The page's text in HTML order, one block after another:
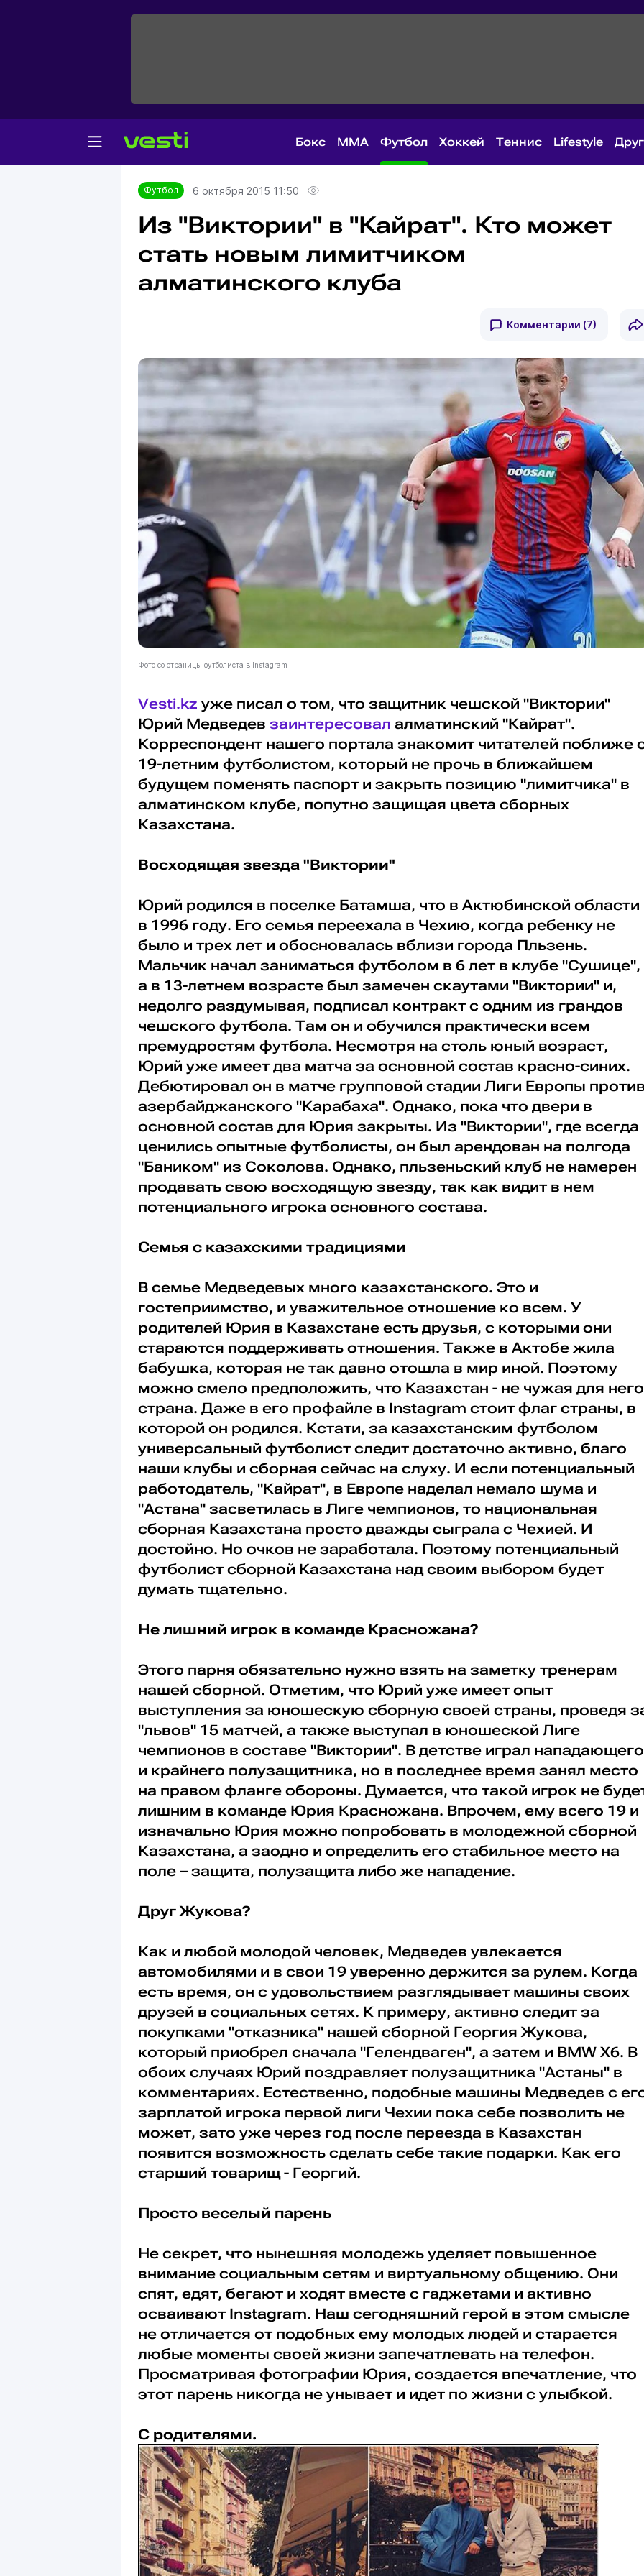
Бокс MMA Футбол Хоккей Теннис Lifestyle
Главная
Футбол
Футбол 6 октября 2015 11:50
Из "Виктории" в "Кайрат". Кто может
стать новым лимитчиком
алматинского клуба
Комментарии (7)
Фото со страницы футболиста в Instagram
Vesti.kz уже писал о том, что защитник чешской "Виктории"
Юрий Медведев заинтересовал алматинский "Кайрат".
Корреспондент нашего портала знакомит читателей поближе
19-летним футболистом, который не прочь в ближайшем
будущем поменять паспорт и закрыть позицию "лимитчика" в
алматинском клубе, попутно защищая цвета сборных
Казахстана.
Восходящая звезда "Виктории"
Юрий родился в поселке Батамша, что в Актюбинской области
в 1996 году. Его семья переехала в Чехию, когда ребенку не
было и трех лет и обосновалась вблизи города Пльзень.
Мальчик начал заниматься футболом в 6 лет в клубе "Сушице",
а в 13-летнем возрасте был замечен скаутами "Виктории" и,
недолго раздумывая, подписал контракт с одним из грандов
чешского футбола. Там он и обучился практически всем
премудростям футбола. Несмотря на столь юный возраст,
Юрий уже имеет два матча за основной состав красно-синих.
Дебютировал он в матче групповой стадии Лиги Европы
азербайджанского "Карабаха". Однако, пока что двери в
основной состав для Юрия закрыты. Из "Виктории", где всегда
ценились опытные футболисты, он был арендован на полгода
"Баником" из Соколова. Однако, пльзеньский клуб не намерен
продавать свою восходящую звезду, так как видит в нем
потенциального игрока основного состава.
Семья с казахскими традициями
В семье Медведевых много казахстанского. Это и
гостеприимство, и уважительное отношение ко всем. У
родителей Юрия в Казахстане есть друзья, с которыми они
стараются поддерживать отношения. Также в Актобе жила
бабушка, которая не так давно отошла в мир иной. Поэтому
можно смело предположить, что Казахстан - не чужая для него
страна. Даже в его профайле в Instagram стоит флаг страны, в
которой он родился. Кстати, за казахстанским футболом
универсальный футболист следит достаточно активно, благо
наши клубы и сборная сейчас на слуху. И если потенциальный
работодатель, "Кайрат", в Европе наделал немало шума и
"Астана" засветилась в Лиге чемпионов, то национальная
сборная Казахстана просто дважды сыграла с Чехией. И
достойно. Но очков не заработала. Поэтому потенциальный
футболист сборной Казахстана над своим выбором будет
думать тщательно.
Не лишний игрок в команде Красножана?
Этого парня обязательно нужно взять на заметку тренерам
нашей сборной. Отметим, что Юрий уже имеет опыт
выступления за юношескую сборную своей страны, проведя
"львов" 15 матчей, а также выступал в юношеской Лиге
чемпионов в составе "Виктории". В детстве играл нападающего
и крайнего полузащитника, но в последнее время занял место
на правом фланге обороны. Думается, что такой игрок не
лишним в команде Юрия Красножана. Впрочем, ему всего 19 и
изначально Юрия можно попробовать в молодежной сборной
Казахстана, а заодно и определить его стабильное место на
поле – защита, полузащита либо же нападение.
Друг Жукова?
Как и любой молодой человек, Медведев увлекается
автомобилями и в свои 19 уверенно держится за рулем. Когда
есть время, он с удовольствием разглядывает машины своих
друзей в социальных сетях. К примеру, активно следит за
покупками "отказника" нашей сборной Георгия Жукова,
который приобрел сначала "Гелендваген", а затем и BMW X6. В
обоих случаях Юрий поздравляет полузащитника "Астаны" в
комментариях. Естественно, подобные машины Медведев с
зарплатой игрока первой лиги Чехии пока себе позволить не
может, зато уже через год после переезда в Казахстан
появится возможность сделать себе такие подарки. Как его
старший товарищ - Георгий.
Просто веселый парень
Не секрет, что нынешняя молодежь уделяет повышенное
внимание социальным сетям и виртуальному общению. Они
спят, едят, бегают и ходят вместе с гаджетами и активно
осваивают Instagram. Наш сегодняшний герой в этом смысле
не отличается от подобных ему молодых людей и старается
любые моменты своей жизни запечатлевать на телефон.
Просматривая фотографии Юрия, создается впечатление, что
этот парень никогда не унывает и идет по жизни с улыбкой.
С родителями.